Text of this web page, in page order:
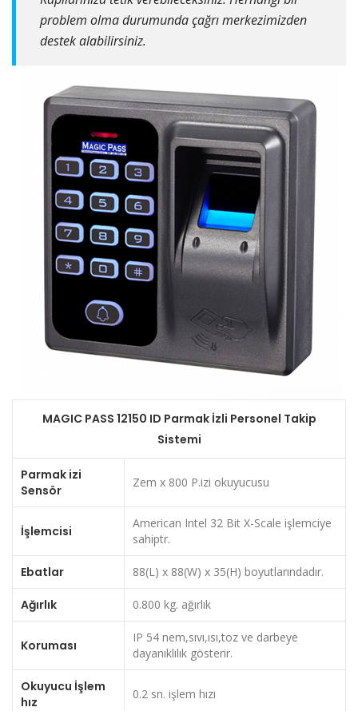
problem olma durumunda çağrı merkezimizden
destek alabilirsiniz.
MAGIC PASS 12150 ID Parmak İzli Personel Takip
Sistemi
Parmak izi
Sensör
Zem x 800 P.izi okuyucusu
İşlemcisi
American Intel 32 Bit X-Scale işlemciye
sahiptr.
Ebatlar 88(L) x 88(W) x 35(H) boyutlarındadır.
Ağırlık 0.800 kg. ağırlık
Koruması
IP 54 nem,sıvı,ısı,toz ve darbeye
dayanıklılık gösterir.
Okuyucu İşlem
hız
0.2 sn. işlem hızı